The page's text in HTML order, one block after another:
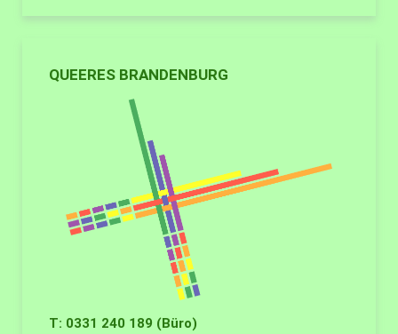
QUEERES BRANDENBURG
T: 0331 240 189 (Büro)